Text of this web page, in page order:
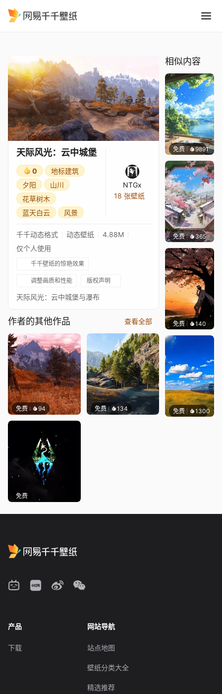
天际风光：云中城堡
0
地标建筑
夕阳
山川
花草树木
蓝天白云
风景
NTGx
18 张壁纸
千千动态格式 动态壁纸
4.88M
仅个人使用
千千壁纸的惊艳效果
调整画质和性能 版权声明
天际风光：云中城堡与瀑布
作者的其他作品 查看全部
免费 94 免费 134
免费
相似内容
免费 9891叮叮
免费 365渔小小
免费 140渔小小
免费 1300叮叮
产品
下载
网站导航
站点地图
壁纸分类大全
精选推荐